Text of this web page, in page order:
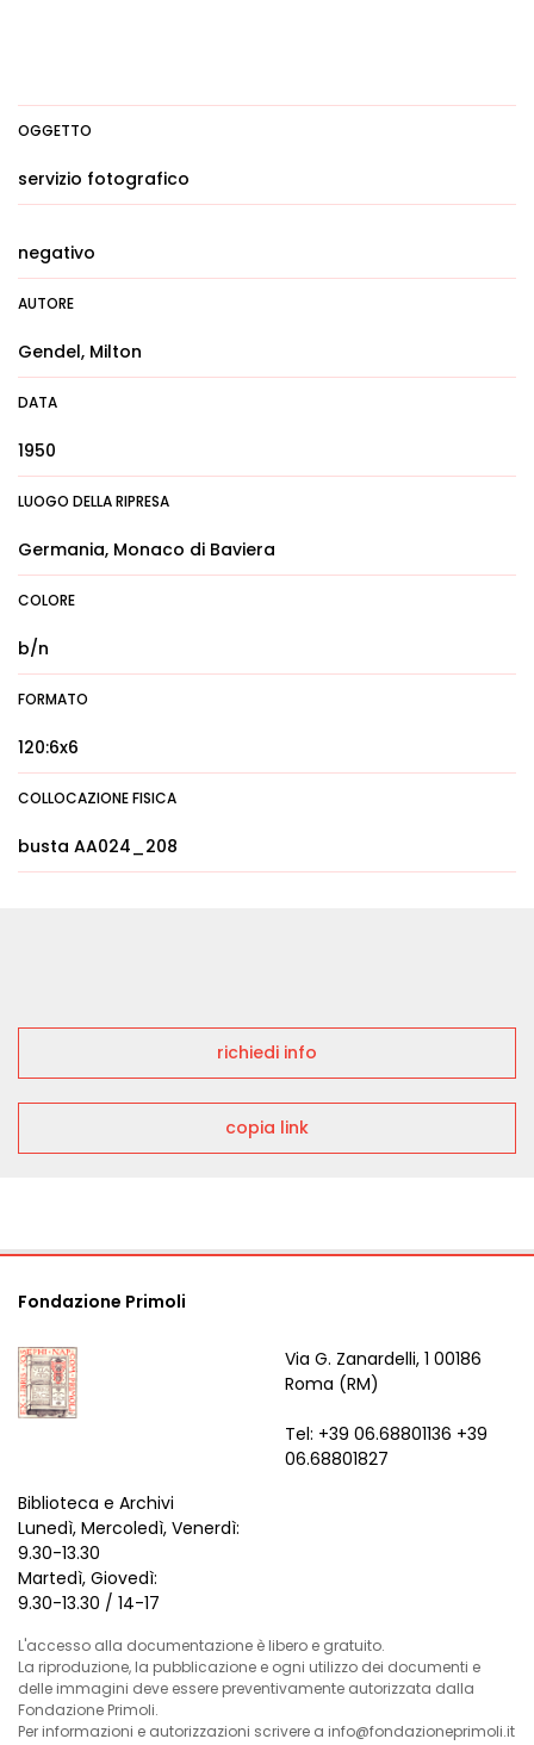
OGGETTO
servizio fotografico
negativo
AUTORE
Gendel, Milton
DATA
1950
LUOGO DELLA RIPRESA
Germania, Monaco di Baviera
COLORE
b/n
FORMATO
120:6x6
COLLOCAZIONE FISICA
busta AA024_208
richiedi info
copia link
Fondazione Primoli
Via G. Zanardelli, 1 00186
Roma (RM)
Tel: +39 06.68801136 +39
06.68801827
Biblioteca e Archivi
Lunedì, Mercoledì, Venerdì:
9.30-13.30
Martedì, Giovedì:
9.30-13.30 / 14-17
L'accesso alla documentazione è libero e gratuito.
La riproduzione, la pubblicazione e ogni utilizzo dei documenti e
delle immagini deve essere preventivamente autorizzata dalla
Fondazione Primoli.
Per informazioni e autorizzazioni scrivere a info@fondazioneprimoli.it